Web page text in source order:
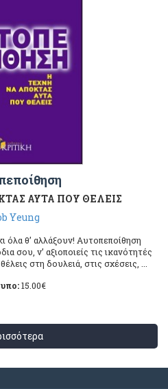
ΑΥΤΑ ΠΟΥ ΘΕΛΕΙΣ
Yeung
όλα θ’ αλλάξουν! Αυτοπεποίθηση
σου, ν’ αξιοποιείς τις ικανότητές
στη δουλειά, στις σχέσεις, ...
15.00€